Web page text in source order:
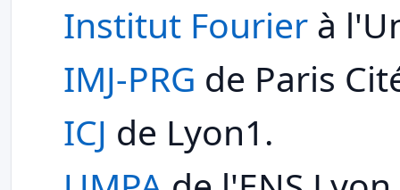
Institut Fourier à
IMJ-PRG de Paris
ICJ de Lyon1.